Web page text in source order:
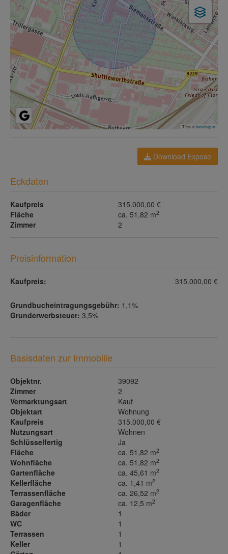
Tiles ©basemap.at
Download Expose
Eckdaten
Kaufpreis
315.000,00 €
Fläche
ca. 51,82 m2
Zimmer 2
Preisinformation
Kaufpreis: 315.000,00 €
Grundbucheintragungsgebühr: 1,1%
Grunderwerbsteuer: 3,5%
Basisdaten zur Immobilie
Objektnr.
39092
Zimmer
2
Vermarktungsart
Kauf
Objektart
Wohnung
Kaufpreis
315.000,00 €
Nutzungsart
Wohnen
Schlüsselfertig
Ja
Fläche
ca. 51,82 m2
Wohnfläche ca. 51,82 m2
Gartenfläche ca. 45,61 m2
Kellerfläche ca. 1,41 m2
Terrassenfläche ca. 26,52 m2
Garagenfläche ca. 12,5 m2
Bäder
1
WC
1
Terrassen
1
Keller
1